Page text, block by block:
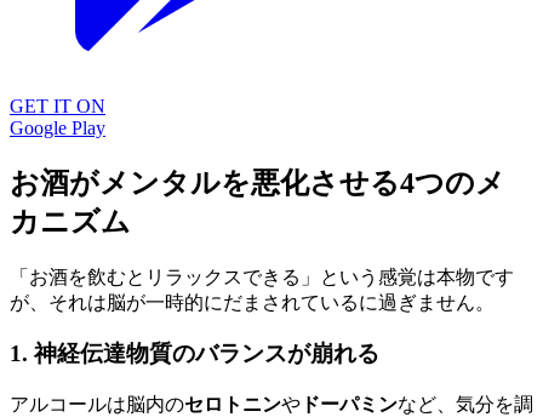
GET IT ON
Google Play
お酒がメンタルを悪化させる4つのメ
カニズム
「お酒を飲むとリラックスできる」という感覚は本物です
が、それは脳が一時的にだまされているに過ぎません。
1. 神経伝達物質のバランスが崩れる
アルコールは脳内のセロトニンや ドーパミンなど、気分を調